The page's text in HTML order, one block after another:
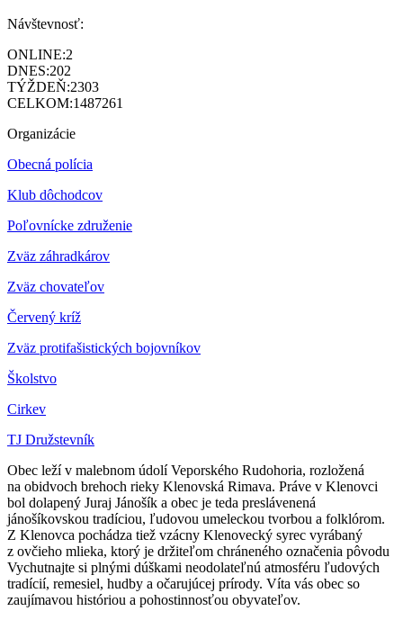
Návštevnosť:
ONLINE:2
DNES:202
TÝŽDEŇ:2303
CELKOM:1487261
Organizácie
Obecná polícia
Klub dôchodcov
Poľovnícke združenie
Zväz záhradkárov
Zväz chovateľov
Červený kríž
Zväz protifašistických bojovníkov
Školstvo
Cirkev
TJ Družstevník
Obec leží v malebnom údolí Veporského Rudohoria, rozložená
na obidvoch brehoch rieky Klenovská Rimava. Práve v Klenovci
bol dolapený Juraj Jánošík a obec je teda preslávenená
jánošíkovskou tradíciou, ľudovou umeleckou tvorbou a folklórom.
Z Klenovca pochádza tiež vzácny Klenovecký syrec vyrábaný
z ovčieho mlieka, ktorý je držiteľom chráneného označenia pôvodu
Vychutnajte si plnými dúškami neodolateľnú atmosféru ľudových
tradícií, remesiel, hudby a očarujúcej prírody. Víta vás obec so
zaujímavou históriou a pohostinnosťou obyvateľov.